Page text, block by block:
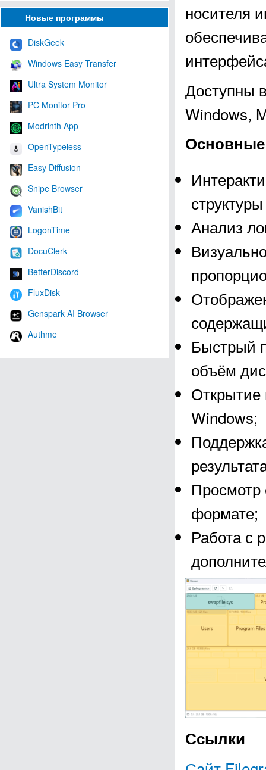
Новые программы
DiskGeek
Windows Easy Transfer
Ultra System Monitor
PC Monitor Pro
Modrinth App
OpenTypeless
Easy Diffusion
Snipe Browser
VanishBit
LogonTime
DocuClerk
BetterDiscord
FluxDisk
Genspark AI Browser
Authme
носителя
Доступны
Windows,
Анализ
Быстрый
объём
Открытие
Windows;
Просмотр
формате;
Работа с
Ссылки